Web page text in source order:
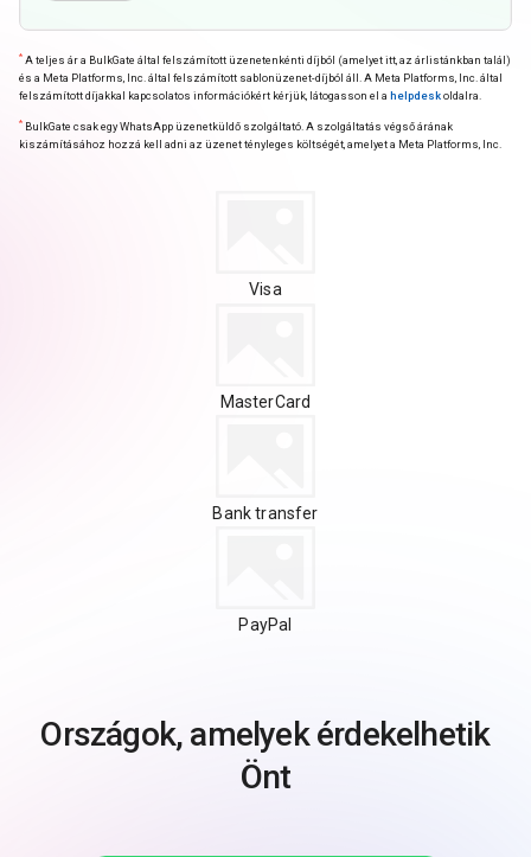
* A teljes ár a BulkGate által felszámított üzenetenkénti díjból (amelyet itt, az árlistánkban talál)
és a Meta Platforms, Inc. által felszámított sablonüzenet-díjból áll. A Meta Platforms, Inc. által
felszámított díjakkal kapcsolatos információkért kérjük, látogasson el a helpdeskoldalra.
* BulkGate csak egy WhatsApp üzenetküldő szolgáltató. A szolgáltatás végső árának
kiszámításához hozzá kell adni az üzenet tényleges költségét, amelyet a Meta Platforms, Inc.
Visa
MasterCard
Bank transfer
PayPal
Országok, amelyek érdekelhetik
Önt